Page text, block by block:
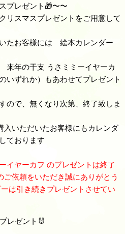
プレゼント🎁〜〜
リスマスプレゼントをご用意して
たお客様には 絵本カレンダー
年の干支 うさミミーイヤーカ
いずれか）もあわせてプレゼント
ので、無くなり次第、終了致しま
いただいたお客様にもカレンダ
ております
イヤーカフ のプレゼントは終了
依頼をいただき誠にありがとう
は引き続きプレゼントさせてい
レゼント🐰